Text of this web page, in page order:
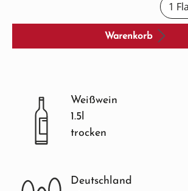
Warenkorb
Weißwein
1.5l
trocken
Deutschland